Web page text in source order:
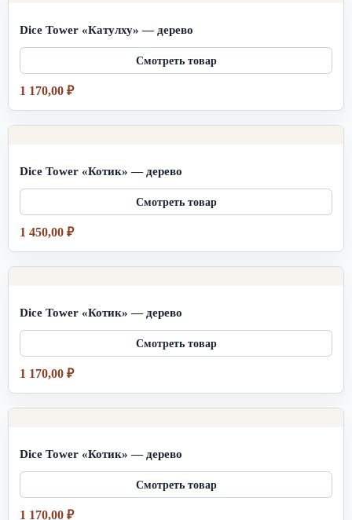
Dice Tower «Катулху» — дерево
1 170,00 ₽
Dice Tower «Котик» — дерево
1 450,00 ₽
Dice Tower «Котик» — дерево
1 170,00 ₽
Dice Tower «Котик» — дерево
1 170,00 ₽